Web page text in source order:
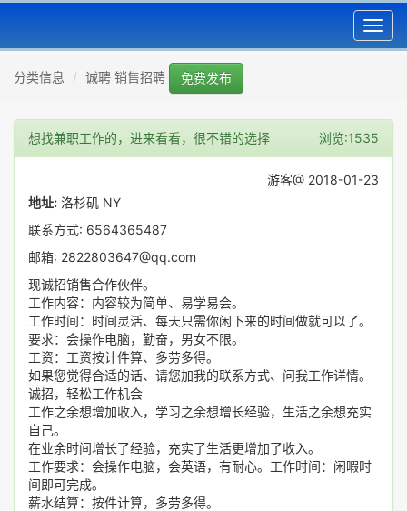
分类信息 诚聘 销售招聘 免费发布
想找兼职工作的，进来看看，很不错的选择 浏览:1535
游客@ 2018-01-23
地址: 洛杉矶 NY
联系方式: 6564365487
邮箱: 2822803647@qq.com
现诚招销售合作伙伴。
工作内容：内容较为简单、易学易会。
工作时间：时间灵活、每天只需你闲下来的时间做就可以了。
要求：会操作电脑，勤奋，男女不限。
工资：工资按计件算、多劳多得。
如果您觉得合适的话、请您加我的联系方式、问我工作详情。
诚招，轻松工作机会
工作之余想增加收入，学习之余想增长经验，生活之余想充实
自己。
在业余时间增长了经验，充实了生活更增加了收入。
工作要求：会操作电脑，会英语，有耐心。工作时间：闲暇时
间即可完成。
薪水结算：按件计算，多劳多得。